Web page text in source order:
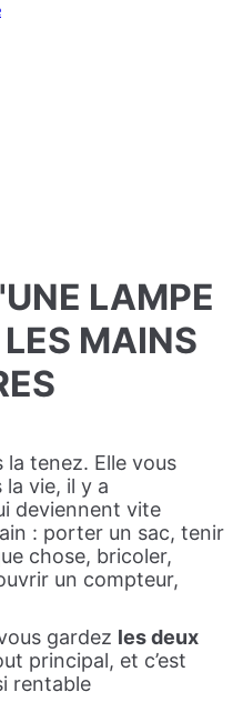
LAMPE
MAINS
la tenez. Elle vous
vie, il y a
deviennent vite
: porter un sac, tenir
chose, bricoler,
un compteur,
gardez les deux
principal, et c’est
rentable